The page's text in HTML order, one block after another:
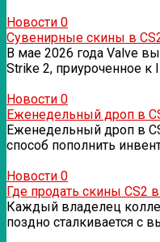
Новости 0
Сувенирные скины в
В мае 2026 года Valve
Strike 2, приуроченное к
Новости 0
Еженедельный дроп в
Еженедельный дроп в
способ пополнить
Новости 0
Где продать скины CS2
Каждый владелец
поздно сталкивается с